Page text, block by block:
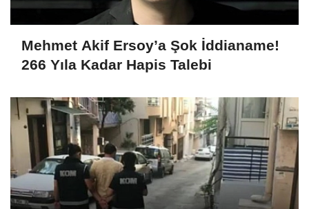
Mehmet Akif Ersoy’a Şok İddianame!
266 Yıla Kadar Hapis Talebi